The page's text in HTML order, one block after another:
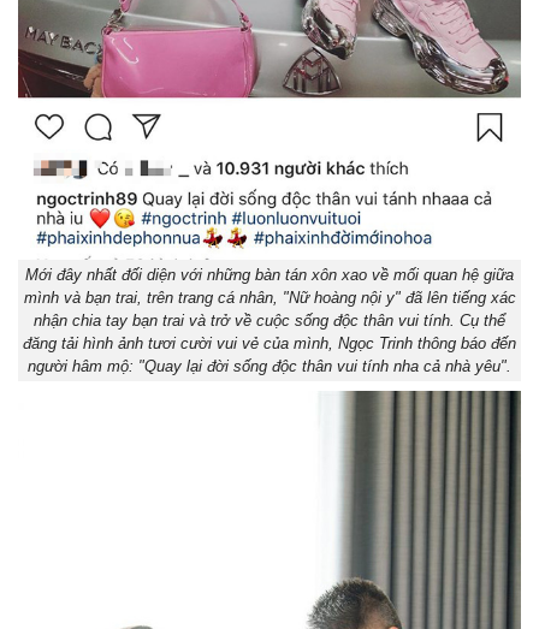
Mới đây nhất đối diện với những bàn tán xôn xao về mối quan hệ giữa
mình và bạn trai, trên trang cá nhân, "Nữ hoàng nội y" đã lên tiếng xác
nhận chia tay bạn trai và trở về cuộc sống độc thân vui tính. Cụ thể
đăng tải hình ảnh tươi cười vui vẻ của mình, Ngọc Trinh thông báo đến
người hâm mộ: "Quay lại đời sống độc thân vui tính nha cả nhà yêu".